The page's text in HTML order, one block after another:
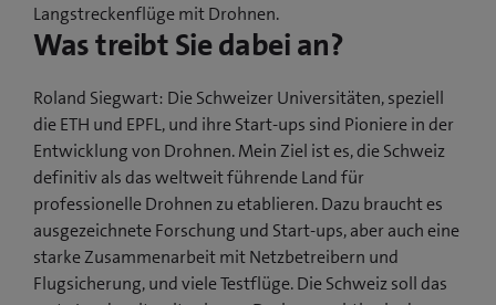
Langstreckenflüge mit Drohnen.
Was treibt Sie dabei an?
Roland Siegwart: Die Schweizer Universitäten, speziell
die ETH und EPFL, und ihre Start-ups sind Pioniere in der
Entwicklung von Drohnen. Mein Ziel ist es, die Schweiz
definitiv als das weltweit führende Land für
professionelle Drohnen zu etablieren. Dazu braucht es
ausgezeichnete Forschung und Start-ups, aber auch eine
starke Zusammenarbeit mit Netzbetreibern und
Flugsicherung, und viele Testflüge. Die Schweiz soll das